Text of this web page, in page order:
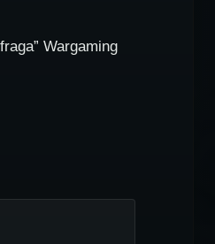
Wargaming